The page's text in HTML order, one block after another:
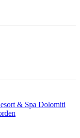
& Spa Dolomiti